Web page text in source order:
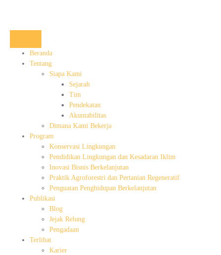
Beranda
Tentang
Siapa Kami
Sejarah
Tim
Pendekatan
Akuntabilitas
Dimana Kami Bekerja
Program
Konservasi Lingkungan
Pendidikan Lingkungan dan Kesadaran Iklim
Inovasi Bisnis Berkelanjutan
Praktik Agroforestri dan Pertanian Regeneratif
Penguatan Penghidupan Berkelanjutan
Publikasi
Blog
Jejak Relung
Pengadaan
Terlibat
Karier